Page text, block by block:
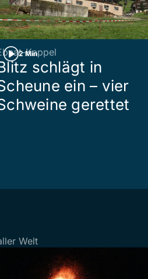
2 Min
Kappel
schlägt in
ein – vier
gerettet
Welt